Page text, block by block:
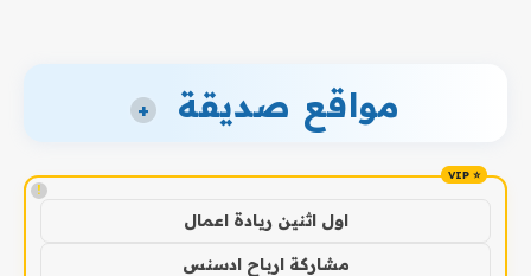
مواقع صديقة +
!
اول اثنين ريادة اعمال
مشاركة ارباح ادسنس